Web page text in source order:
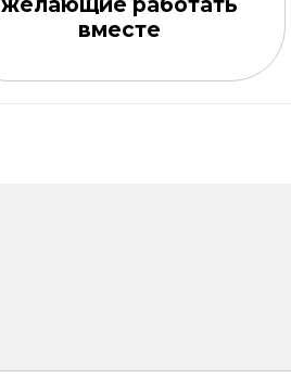
желающие работать
вместе